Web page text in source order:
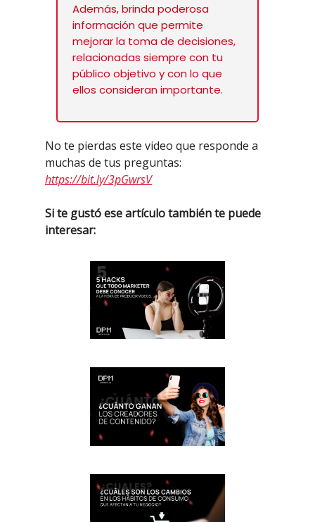
Además, brinda poderosa
información que permite
mejorar la toma de decisiones,
relacionadas siempre con tu
público objetivo y con lo que
ellos consideran importante.
No te pierdas este video que responde a
muchas de tus preguntas:
https://bit.ly/3pGwrsV
Si te gustó ese artículo también te puede
interesar: